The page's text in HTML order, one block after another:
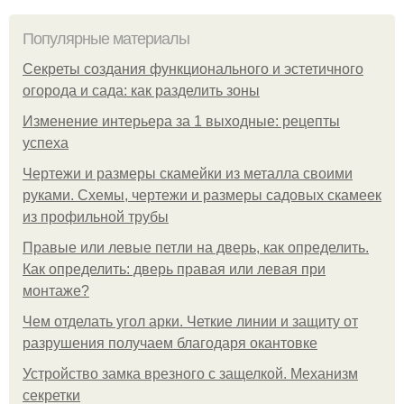
Популярные материалы
Секреты создания функционального и эстетичного
огорода и сада: как разделить зоны
Изменение интерьера за 1 выходные: рецепты
успеха
Чертежи и размеры скамейки из металла своими
руками. Схемы, чертежи и размеры садовых скамеек
из профильной трубы
Правые или левые петли на дверь, как определить.
Как определить: дверь правая или левая при
монтаже?
Чем отделать угол арки. Четкие линии и защиту от
разрушения получаем благодаря окантовке
Устройство замка врезного с защелкой. Механизм
секретки